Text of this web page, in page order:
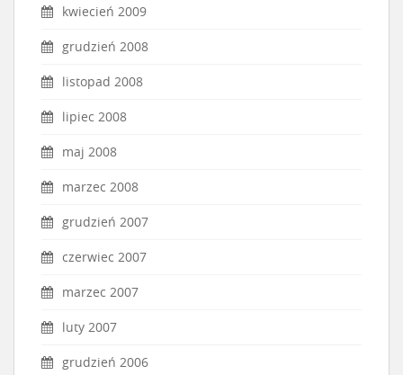
kwiecień 2009
grudzień 2008
listopad 2008
lipiec 2008
maj 2008
marzec 2008
grudzień 2007
czerwiec 2007
marzec 2007
luty 2007
grudzień 2006